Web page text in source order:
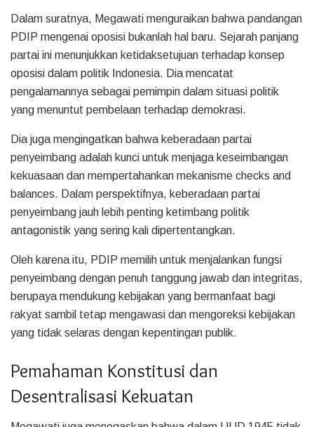
Dalam suratnya, Megawati menguraikan bahwa pandangan
PDIP mengenai oposisi bukanlah hal baru. Sejarah panjang
partai ini menunjukkan ketidaksetujuan terhadap konsep
oposisi dalam politik Indonesia. Dia mencatat
pengalamannya sebagai pemimpin dalam situasi politik
yang menuntut pembelaan terhadap demokrasi.
Dia juga mengingatkan bahwa keberadaan partai
penyeimbang adalah kunci untuk menjaga keseimbangan
kekuasaan dan mempertahankan mekanisme checks and
balances. Dalam perspektifnya, keberadaan partai
penyeimbang jauh lebih penting ketimbang politik
antagonistik yang sering kali dipertentangkan.
Oleh karena itu, PDIP memilih untuk menjalankan fungsi
penyeimbang dengan penuh tanggung jawab dan integritas,
berupaya mendukung kebijakan yang bermanfaat bagi
rakyat sambil tetap mengawasi dan mengoreksi kebijakan
yang tidak selaras dengan kepentingan publik.
Pemahaman Konstitusi dan
Desentralisasi Kekuatan